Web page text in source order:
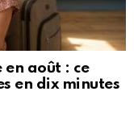
en août : ce
en dix minutes